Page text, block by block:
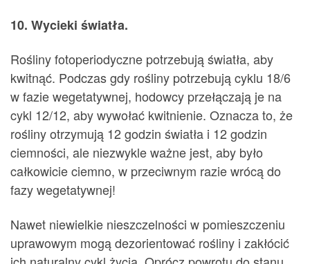
10. Wycieki światła.
Rośliny fotoperiodyczne potrzebują światła, aby
kwitnąć. ​​Podczas gdy rośliny potrzebują cyklu 18/6
w fazie wegetatywnej, hodowcy przełączają je na
cykl 12/12, aby wywołać kwitnienie. Oznacza to, że
rośliny otrzymują 12 godzin światła i 12 godzin
ciemności, ale niezwykle ważne jest, aby było
całkowicie ciemno, w przeciwnym razie wrócą do
fazy wegetatywnej!
Nawet niewielkie nieszczelności w pomieszczeniu
uprawowym mogą dezorientować rośliny i zakłócić